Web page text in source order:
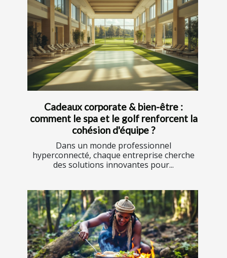
Cadeaux corporate & bien-être :
comment le spa et le golf renforcent la
cohésion d'équipe ?
Dans un monde professionnel
hyperconnecté, chaque entreprise cherche
des solutions innovantes pour...